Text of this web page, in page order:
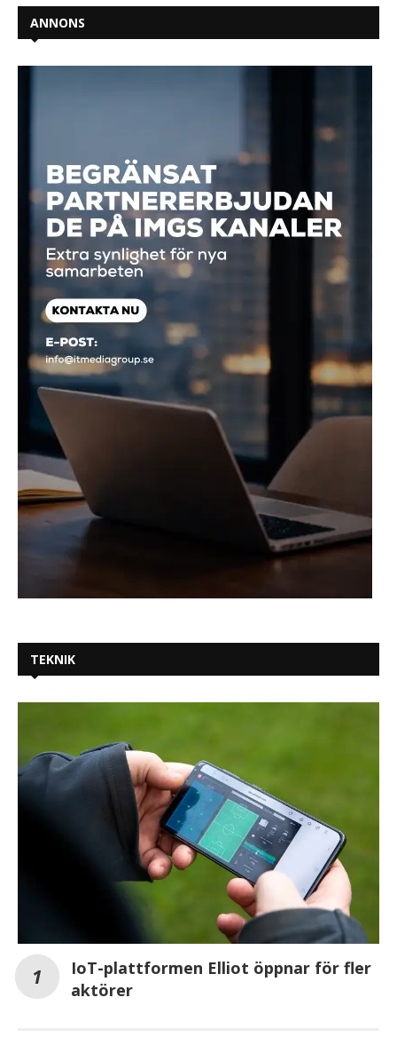
ANNONS
TEKNIK
IoT-plattformen Elliot öppnar för fler
aktörer